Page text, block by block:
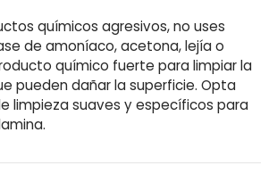
químicos agresivos, no uses
de amoníaco, acetona, lejía o
químico fuerte para limpiar la
pueden dañar la superficie. Opta
limpieza suaves y específicos para